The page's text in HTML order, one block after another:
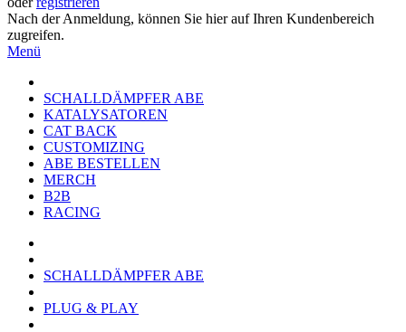
Nach der Anmeldung, können Sie hier auf Ihren Kundenbereich
zugreifen.
Menü
SCHALLDÄMPFER ABE
KATALYSATOREN
CAT BACK
CUSTOMIZING
ABE BESTELLEN
MERCH
B2B
RACING
SCHALLDÄMPFER ABE
PLUG & PLAY